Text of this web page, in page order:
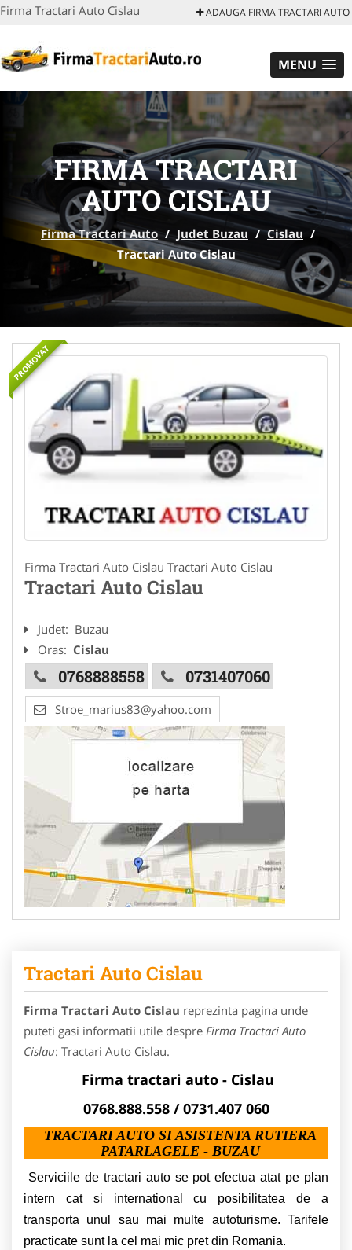
Firma Tractari Auto Cislau ADAUGA FIRMA TRACTARI AUTO
MENU
FIRMA TRACTARI
AUTO CISLAU
Firma Tractari Auto / Judet Buzau / Cislau /
Tractari Auto Cislau
PROMOVAT
Firma Tractari Auto Cislau Tractari Auto Cislau
Tractari Auto Cislau
Judet: Buzau
Oras: Cislau
0768888558 0731407060
Stroe_marius83@yahoo.com
Tractari Auto Cislau
Firma Tractari Auto Cislau reprezinta pagina unde
puteti gasi informatii utile despre Firma Tractari Auto
Cislau: Tractari Auto Cislau.
Firma tractari auto - Cislau
0768.888.558 / 0731.407 060
TRACTARI AUTO SI ASISTENTA RUTIERA
PATARLAGELE - BUZAU
Serviciile de tractari auto se pot efectua atat pe plan
intern cat si international cu posibilitatea de a
transporta unul sau mai multe autoturisme. Tarifele
practicate sunt la cel mai mic pret din Romania.